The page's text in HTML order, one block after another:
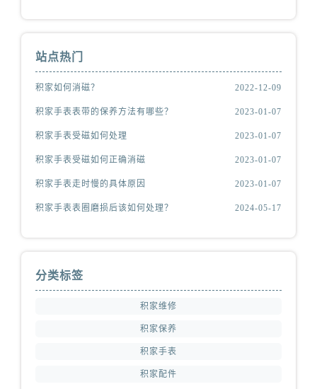
站点热门
积家如何消磁？ 2022-12-09
积家手表表带的保养方法有哪些？ 2023-01-07
积家手表受磁如何处理 2023-01-07
积家手表受磁如何正确消磁 2023-01-07
积家手表走时慢的具体原因 2023-01-07
积家手表表圈磨损后该如何处理？ 2024-05-17
分类标签
积家维修
积家保养
积家手表
积家配件